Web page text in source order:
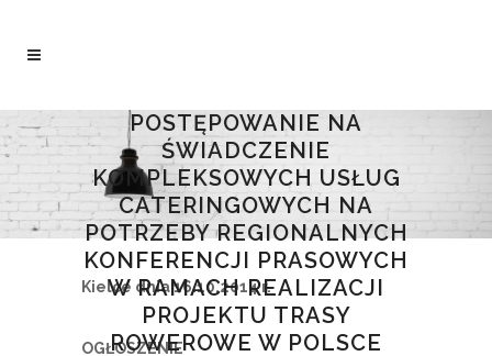
POSTĘPOWANIE NA
ŚWIADCZENIE
KOMPLEKSOWYCH USŁUG
CATERINGOWYCH NA
POTRZEBY REGIONALNYCH
KONFERENCJI PRASOWYCH
W RAMACH REALIZACJI
PROJEKTU TRASY
ROWEROWE W POLSCE
Kielce dnia 16.10.2014 r.
OGŁOSZENIE